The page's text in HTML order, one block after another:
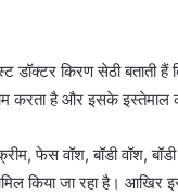
किरण सेठी बताती हैं
करता है और इसके इस्तेमाल
फेस वॉश, बॉडी वॉश,
किया जा रहा है। आखिर